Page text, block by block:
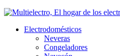
Electrodomésticos
Neveras
Congeladores